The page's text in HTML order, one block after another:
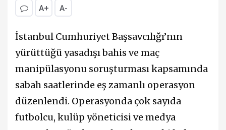
A+ A-
İstanbul Cumhuriyet Başsavcılığı’nın
yürüttüğü yasadışı bahis ve maç
manipülasyonu soruşturması kapsamında
sabah saatlerinde eş zamanlı operasyon
düzenlendi. Operasyonda çok sayıda
futbolcu, kulüp yöneticisi ve medya